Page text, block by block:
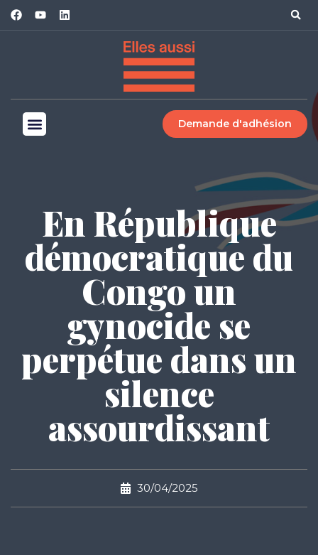
Demande d'adhésion
En République
démocratique du
Congo un
gynocide se
perpétue dans un
silence
assourdissant
30/04/2025